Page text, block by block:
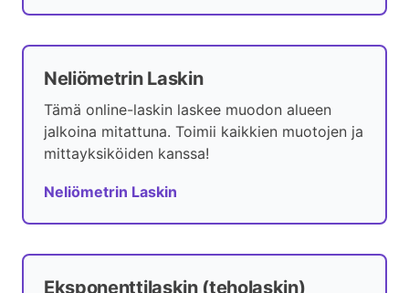
Neliömetrin Laskin
Tämä online-laskin laskee muodon alueen
jalkoina mitattuna. Toimii kaikkien muotojen ja
mittayksiköiden kanssa!
Neliömetrin Laskin
Eksponenttilaskin (teholaskin)